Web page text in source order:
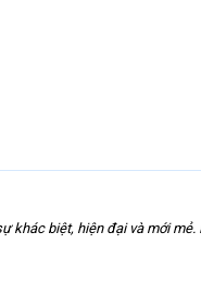
khác biệt, hiện đại và mới